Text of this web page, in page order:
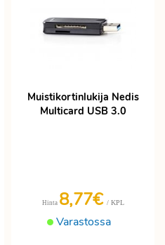
Muistikortinlukija Nedis
Multicard USB 3.0
Varastossa
Hinta 8,77€ / KPL